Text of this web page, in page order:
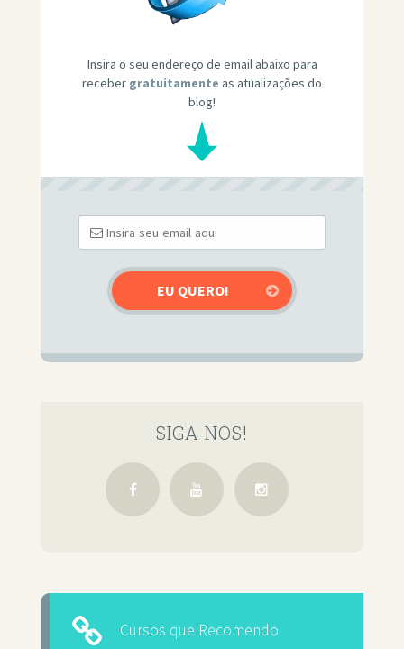
Insira o seu endereço de email abaixo para
receber gratuitamente as atualizações do
blog!
SIGA NOS!
Cursos que Recomendo